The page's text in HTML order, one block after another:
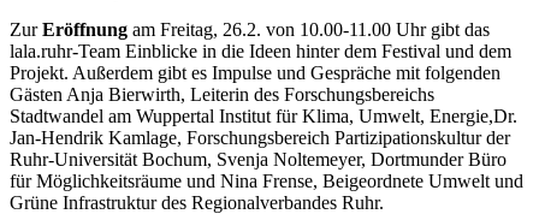
ZurEröffnung am Freitag, 26.2. von 10.00-11.00 Uhr gibt das
lala.ruhr-Team Einblicke in die Ideen hinter dem Festival und dem
Projekt. Außerdem gibt es Impulse und Gespräche mit folgenden
Gästen Anja Bierwirth, Leiterin des Forschungsbereichs
Stadtwandel am Wuppertal Institut für Klima, Umwelt, Energie,Dr.
Jan-Hendrik Kamlage, Forschungsbereich Partizipationskultur der
Ruhr-Universität Bochum, Svenja Noltemeyer, Dortmunder Büro
für Möglichkeitsräume und Nina Frense, Beigeordnete Umwelt und
Grüne Infrastruktur des Regionalverbandes Ruhr.